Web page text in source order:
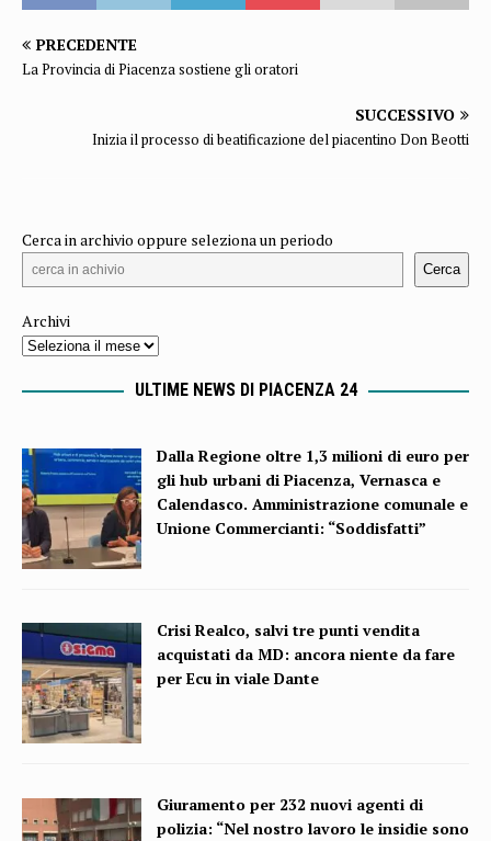
PRECEDENTE
La Provincia di Piacenza sostiene gli oratori
SUCCESSIVO
Inizia il processo di beatificazione del piacentino Don Beotti
Cerca in archivio oppure seleziona un periodo
Cerca
Archivi
ULTIME NEWS DI PIACENZA 24
Dalla Regione oltre 1,3 milioni di euro per
gli hub urbani di Piacenza, Vernasca e
Calendasco. Amministrazione comunale e
Unione Commercianti: “Soddisfatti”
Crisi Realco, salvi tre punti vendita
acquistati da MD: ancora niente da fare
per Ecu in viale Dante
Giuramento per 232 nuovi agenti di
polizia: “Nel nostro lavoro le insidie sono